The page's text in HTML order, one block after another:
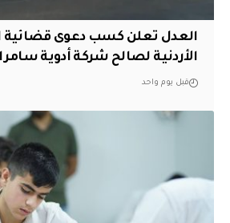
العدل تعلن كسب دعوى قضائية
الأردنية لصالح شركة أدوية
قبل يوم واحد